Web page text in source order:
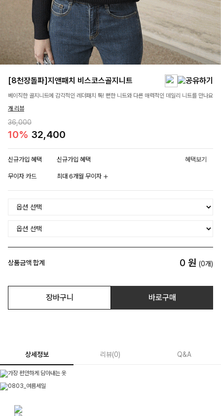
[8천장돌파]지앤패치 비스코스골지니트
베이직한 골지니트에 감각적인 레더패치 톡! 뻔한 니트와 다른 매력적인 데일리 니트를 만나요
개 리뷰
36,000
10% 32,400
신규가입 혜택 신규가입 혜택 혜택보기
무이자 카드 최대 6개월 무이자
상품금액 합계 0 원 (0개)
장바구니 바로구매
상세정보 리뷰(0) Q&A